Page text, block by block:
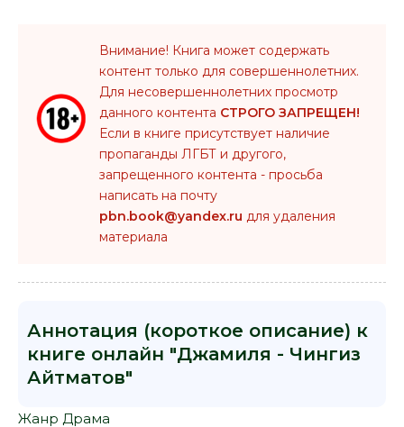
Внимание! Книга может содержать
контент только для совершеннолетних.
Для несовершеннолетних просмотр
данного контента СТРОГО ЗАПРЕЩЕН!
Если в книге присутствует наличие
пропаганды ЛГБТ и другого,
запрещенного контента - просьба
написать на почту
pbn.book@yandex.ru для удаления
материала
Аннотация (короткое описание) к
книге онлайн "Джамиля - Чингиз
Айтматов"
Жанр Драма